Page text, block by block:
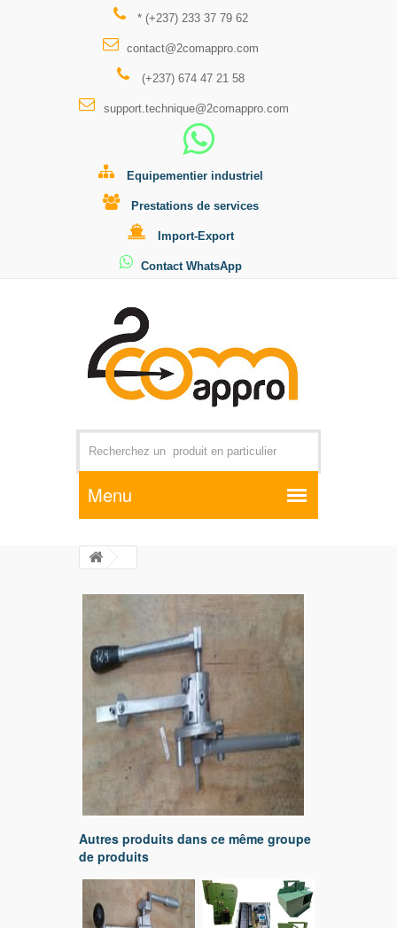
* (+237) 233 37 79 62
contact@2comappro.com
(+237) 674 47 21 58
support.technique@2comappro.com
Equipementier industriel
Prestations de services
Import-Export
Contact WhatsApp
Par exemple +distributeur +CD01
Autres produits dans ce même groupe
de produits